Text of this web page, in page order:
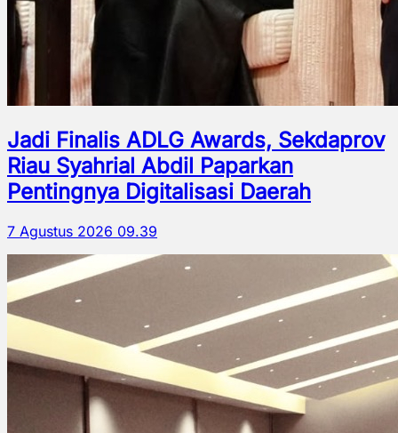
Jadi Finalis ADLG Awards, Sekdaprov
Riau Syahrial Abdil Paparkan
Pentingnya Digitalisasi Daerah
7 Agustus 2026 09.39